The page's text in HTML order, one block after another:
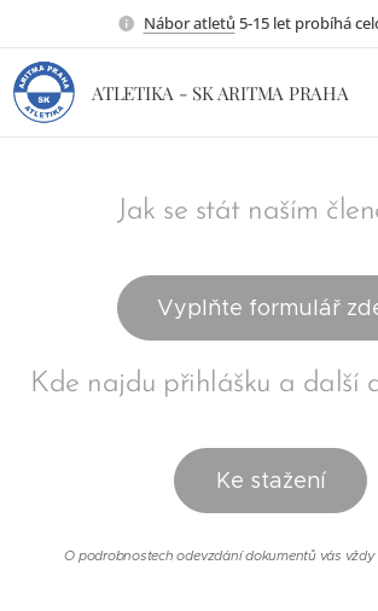
Nábor atletů 5-15 let probíhá
ATLETIKA - SK ARITMA PRAHA
Jak se stát naším
Vyplňte formulář
Kde najdu přihlášku a další
Ke stažení
O podrobnostech odevzdání dokumentů vás